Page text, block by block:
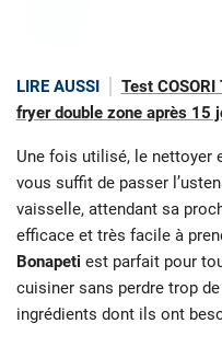
LIRE AUSSI
Test
fryer double zone après 15
Une fois utilisé, le nettoyer
vous suffit de passer
vaisselle, attendant sa
efficace et très facile à
Bonapeti est parfait pour
cuisiner sans perdre trop
ingrédients dont ils ont